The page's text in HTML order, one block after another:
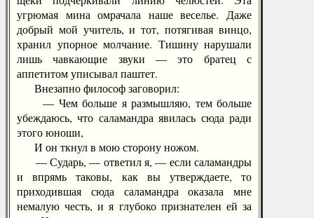
угрюмая мина омрачала наше веселье. Даже
добрый мой учитель, и тот, потягивая винцо,
хранил упорное молчание. Тишину нарушали
лишь чавкающие звуки — это братец с
аппетитом уписывал паштет.
Внезапно философ заговорил:
— Чем больше я размышляю, тем больше
убеждаюсь, что саламандра явилась сюда ради
этого юноши,
И он ткнул в мою сторону ножом.
— Сударь, — ответил я, — если саламандры
и впрямь таковы, как вы утверждаете, то
приходившая сюда саламандра оказала мне
немалую честь, и я глубоко признателен ей за